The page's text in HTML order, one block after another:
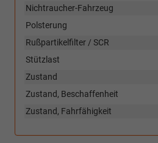
Nichtraucher-Fahrzeug
Polsterung
Rußpartikelfilter / SCR
Stützlast
Zustand
Zustand, Beschaffenheit
Zustand, Fahrfähigkeit